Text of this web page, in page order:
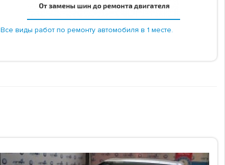
Все виды работ по ремонту автомобиля в 1 месте.